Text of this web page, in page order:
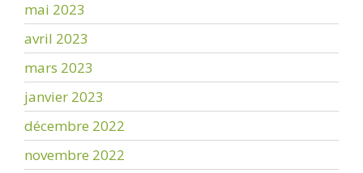
mai 2023
avril 2023
mars 2023
janvier 2023
décembre 2022
novembre 2022